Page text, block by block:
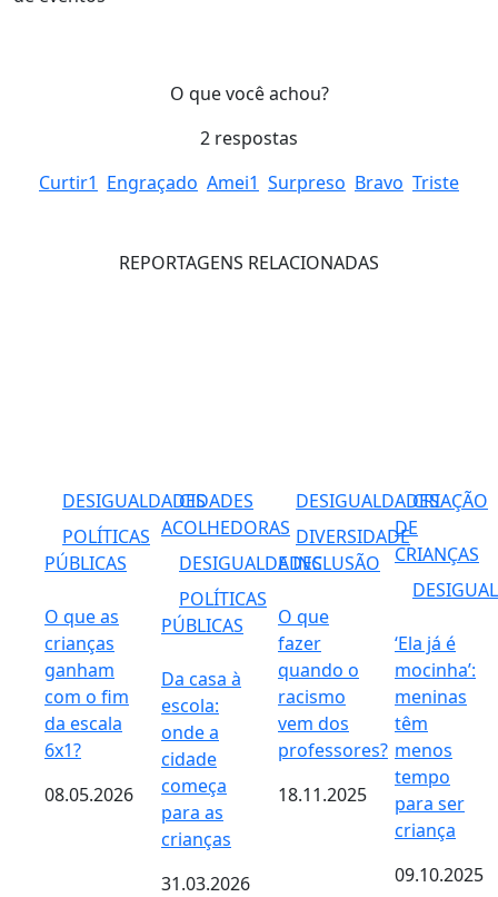
O que você achou?
2 respostas
Curtir1 Engraçado Amei1 Surpreso Bravo Triste
REPORTAGENS RELACIONADAS
DESIGUALDADES
POLÍTICAS
PÚBLICAS
O que as
crianças
ganham
com o fim
da escala
6x1?
08.05.2026
CIDADES
ACOLHEDORAS
DESIGUALDADES
POLÍTICAS
PÚBLICAS
Da casa à
escola:
onde a
cidade
começa
para as
crianças
31.03.2026
DESIGUALDADES
DIVERSIDADE
E INCLUSÃO
O que
fazer
quando o
racismo
vem dos
professores?
18.11.2025
CRIAÇÃO
DE
CRIANÇAS
‘Ela já é
mocinha’:
meninas
têm
menos
tempo
para ser
criança
09.10.2025